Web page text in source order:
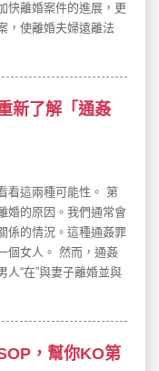
快離婚案件的進展，更
，使離婚夫婦遠離法
新了解「通姦
看這兩種可能性。 第
婚的原因。我們通常會
係的情況。這種通姦罪
個女人。 然而，通姦
“在”與妻子離婚並與
，幫你KO第